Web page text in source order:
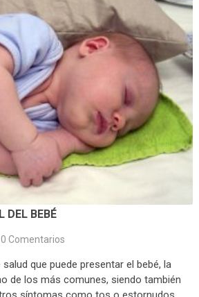
DEL BEBÉ
0 Comentarios
que puede presentar el bebé, la
de los más comunes, siendo también